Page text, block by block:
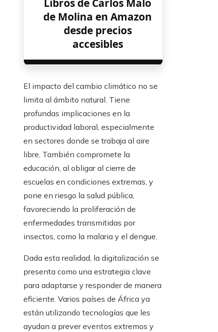
Libros de Carlos Malo
de Molina en Amazon
desde precios
accesibles
El impacto del cambio climático no se
limita al ámbito natural. Tiene
profundas implicaciones en la
productividad laboral, especialmente
en sectores donde se trabaja al aire
libre. También compromete la
educación, al obligar al cierre de
escuelas en condiciones extremas, y
pone en riesgo la salud pública,
favoreciendo la proliferación de
enfermedades transmitidas por
insectos, como la malaria y el dengue.
Dada esta realidad, la digitalización se
presenta como una estrategia clave
para adaptarse y responder de manera
eficiente. Varios países de África ya
están utilizando tecnologías que les
ayudan a prever eventos extremos y